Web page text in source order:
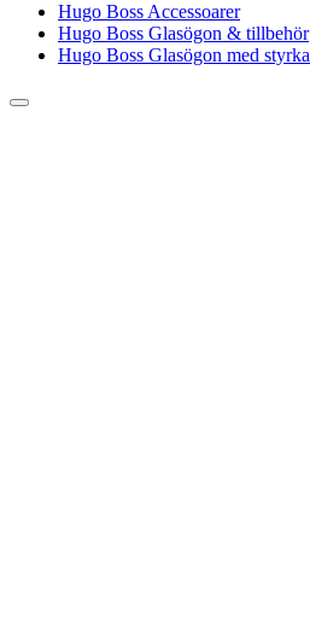
Hugo Boss Accessoarer
Hugo Boss Glasögon & tillbehör
Hugo Boss Glasögon med styrka